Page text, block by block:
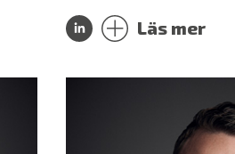
Läs mer